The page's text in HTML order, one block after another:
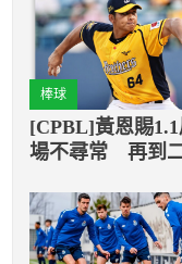
棒球
[CPBL]黃恩賜
場不尋常 再到